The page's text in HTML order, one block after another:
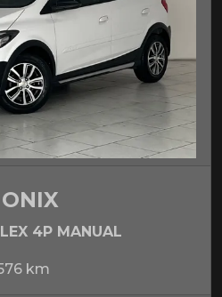
ONIX
4P MANUAL
km